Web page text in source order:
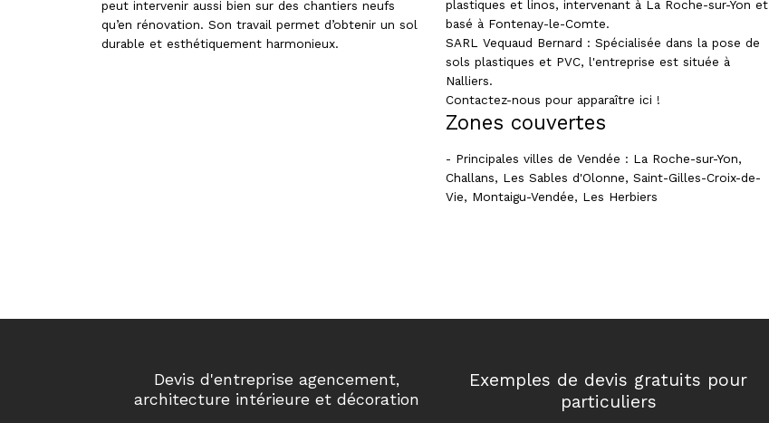
peut intervenir aussi bien sur des chantiers neufs
qu’en rénovation. Son travail permet d’obtenir un sol
durable et esthétiquement harmonieux.
plastiques et linos, intervenant à La Roche-sur-Yon et
basé à Fontenay-le-Comte.
SARL Vequaud Bernard : Spécialisée dans la pose de
sols plastiques et PVC, l'entreprise est située à
Nalliers.
Contactez-nous pour apparaître ici !
Zones couvertes
- Principales villes de Vendée : La Roche-sur-Yon,
Challans, Les Sables d'Olonne, Saint-Gilles-Croix-de-
Vie, Montaigu-Vendée, Les Herbiers
Devis d'entreprise agencement,
architecture intérieure et décoration
Exemples de devis gratuits pour
particuliers